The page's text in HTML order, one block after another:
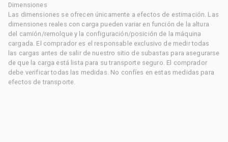
Dimensiones
Las dimensiones se ofrecen únicamente a efectos de estimación. Las
dimensiones reales con carga pueden variar en función de la altura
del camión/remolque y la configuración/posición de la máquina
cargada. El comprador es el responsable exclusivo de medir todas
las cargas antes de salir de nuestro sitio de subastas para asegurarse
de que la carga está lista para su transporte seguro. El comprador
debe verificar todas las medidas. No confíes en estas medidas para
efectos de transporte.